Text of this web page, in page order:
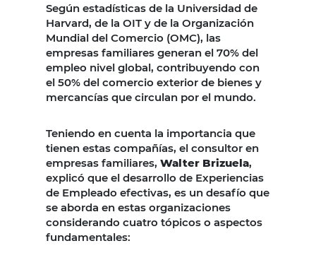
Según estadísticas de la Universidad de
Harvard, de la OIT y de la Organización
Mundial del Comercio (OMC), las
empresas familiares generan el 70% del
empleo nivel global, contribuyendo con
el 50% del comercio exterior de bienes y
mercancías que circulan por el mundo.
Teniendo en cuenta la importancia que
tienen estas compañías, el consultor en
empresas familiares, Walter Brizuela,
explicó que el desarrollo de Experiencias
de Empleado efectivas, es un desafío que
se aborda en estas organizaciones
considerando cuatro tópicos o aspectos
fundamentales: